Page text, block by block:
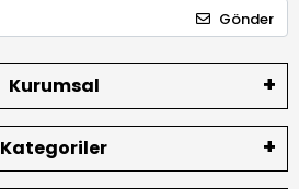
Gönder
Kurumsal
Kategoriler